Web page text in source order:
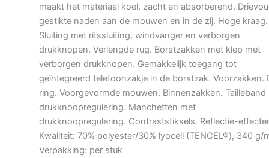
maakt het materiaal koel, zacht en absorberend.
gestikte naden aan de mouwen en in de zij. Hoge kraag.
Sluiting met ritssluiting, windvanger en verborgen
drukknopen. Verlengde rug. Borstzakken met klep met
verborgen drukknopen. Gemakkelijk toegang tot
geïntegreerd telefoonzakje in de borstzak. Voorzakken.
ring. Voorgevormde mouwen. Binnenzakken. Tailleband
drukknoopregulering. Manchetten met
drukknoopregulering. Contraststiksels. Reflectie-
Kwaliteit: 70% polyester/30% lyocell (TENCEL®), 340 g/
Verpakking: per stuk